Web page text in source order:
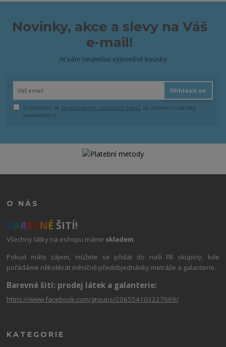
Novinky, akce a slevy na Váš
e-mail!
Ať vám neutečou výjimečné kousky
Přihlásit se
Souhlasím se zpracováním osobních údajů za účelem rozesílky
newsletteru.
O NÁS
BAREVNÉ ŠITÍ!
Všechny látky na eshopu máme skladem.
Pokud máte zájem, můžete se přidat do naší FB skupiny, kde
pořádáme několikrát měsíčně předobjednávky metráže a galanterie.
Barevné šití: prodej látek a galanterie:
https://www.facebook.com/groups/206554103227669/
KATEGORIE